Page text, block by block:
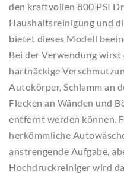
den kraftvollen 800 PSI
Haushaltsreinigung und
bietet dieses Modell
Bei der Verwendung
hartnäckige
Autokörper, Schlamm an
Flecken an Wänden und
entfernt werden können.
herkömmliche
anstrengende Aufgabe,
Hochdruckreiniger wird